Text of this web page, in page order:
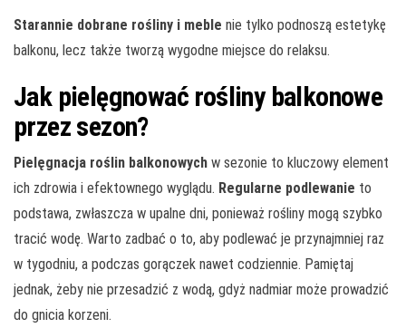
Starannie dobrane rośliny i meble nie tylko podnoszą estetykę
balkonu, lecz także tworzą wygodne miejsce do relaksu.
Jak pielęgnować rośliny balkonowe
przez sezon?
Pielęgnacja roślin balkonowych w sezonie to kluczowy element
ich zdrowia i efektownego wyglądu. Regularne podlewanie to
podstawa, zwłaszcza w upalne dni, ponieważ rośliny mogą szybko
tracić wodę. Warto zadbać o to, aby podlewać je przynajmniej raz
w tygodniu, a podczas gorączek nawet codziennie. Pamiętaj
jednak, żeby nie przesadzić z wodą, gdyż nadmiar może prowadzić
do gnicia korzeni.